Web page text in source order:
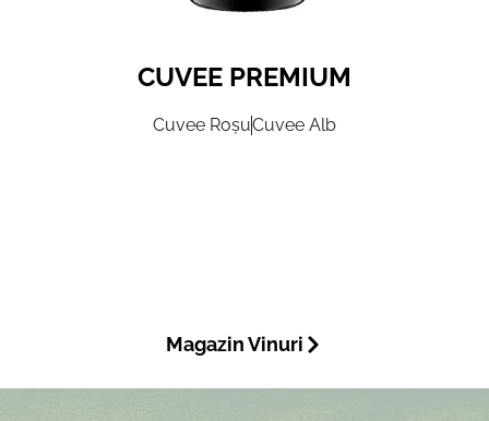
CUVEE PREMIUM
Cuvee RoșuCuvee Alb
Magazin Vinuri